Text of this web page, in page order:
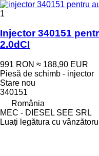
1
Injector 340151
2.0dCI
991 RON ≈ 188,90 EUR
Piesă de schimb - injector
Stare nou
340151
România
MEC - DIESEL SEE SRL
Luați legătura cu vânzătorul